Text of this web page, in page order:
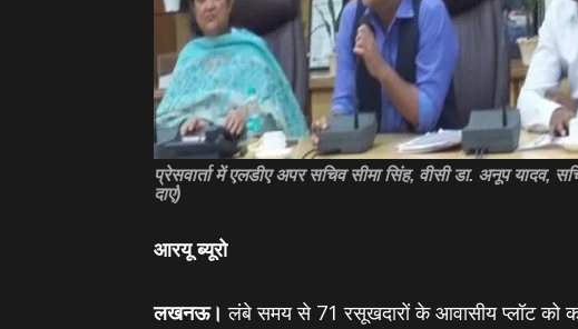
प्रेसवार्ता में एलडीए अपर सचिव सीमा सिंह, वीसी डा. अनूप
दाएं)
आरयू ब्‍यूरो
लखनऊ। लंबे समय से 71 रसूखदारों के आवासीय प्‍लॉट को